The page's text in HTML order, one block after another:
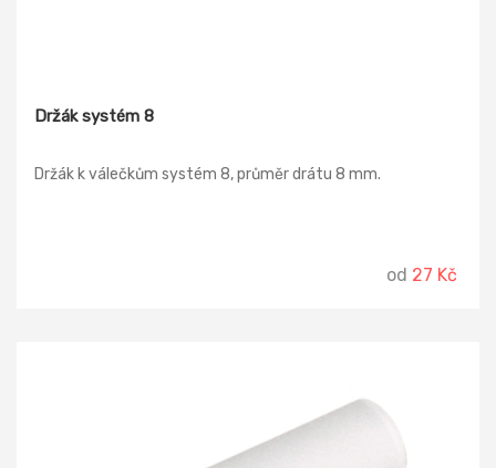
Držák systém 8
Držák k válečkům systém 8, průměr drátu 8 mm.
od 27 Kč